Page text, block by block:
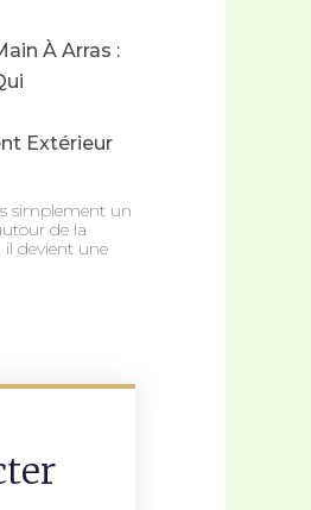
À Arras :
Extérieur
simplement un
de la
devient une